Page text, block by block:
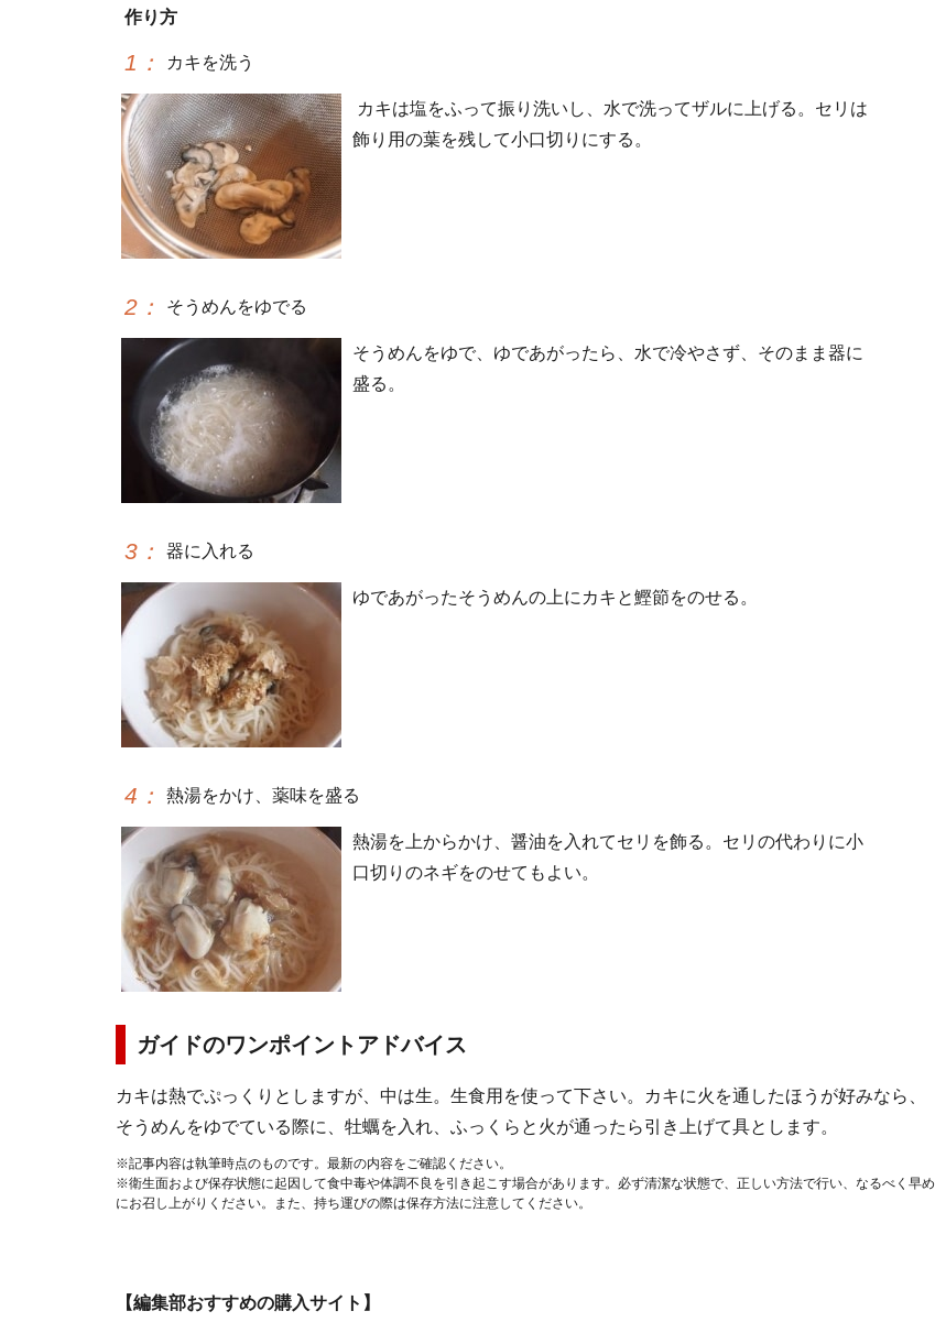
作り方
1 ： カキを洗う
カキは塩をふって振り洗いし、水で洗ってザルに上げる。セリは
飾り用の葉を残して小口切りにする。
2 ： そうめんをゆでる
そうめんをゆで、ゆであがったら、水で冷やさず、そのまま器に
盛る。
3 ： 器に入れる
ゆであがったそうめんの上にカキと鰹節をのせる。
4 ： 熱湯をかけ、薬味を盛る
熱湯を上からかけ、醤油を入れてセリを飾る。セリの代わりに小
口切りのネギをのせてもよい。
ガイドのワンポイントアドバイス
カキは熱でぷっくりとしますが、中は生。生食用を使って下さい。カキに火を通したほうが好みなら、
そうめんをゆでている際に、牡蠣を入れ、ふっくらと火が通ったら引き上げて具とします。
※記事内容は執筆時点のものです。最新の内容をご確認ください。
※衛生面および保存状態に起因して食中毒や体調不良を引き起こす場合があります。必ず清潔な状態で、正しい方法で行い、なるべく早め
にお召し上がりください。また、持ち運びの際は保存方法に注意してください。
【編集部おすすめの購入サイト】